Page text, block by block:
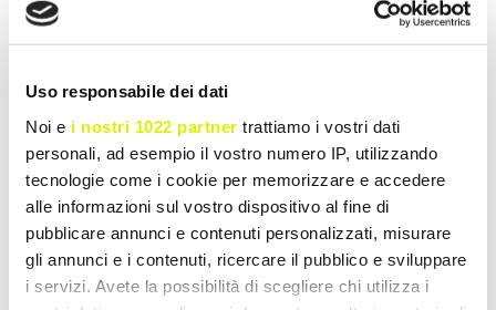
Uso responsabile dei dati
Noi e i nostri 1022 partner trattiamo i vostri dati
personali, ad esempio il vostro numero IP, utilizzando
tecnologie come i cookie per memorizzare e accedere
alle informazioni sul vostro dispositivo al fine di
pubblicare annunci e contenuti personalizzati, misurare
gli annunci e i contenuti, ricercare il pubblico e sviluppare
i servizi. Avete la possibilità di scegliere chi utilizza i
Assumere3 capsule al giorno
2-3 settimane prima dell'esposizione al sole e di
proseguire durante il periodo di abbronzatura.
SCHEDA TECNICA
CARATTERISTICHE